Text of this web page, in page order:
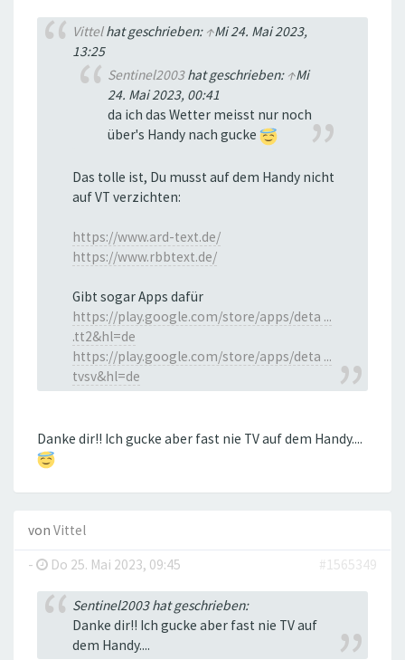
Vittelhat geschrieben: ↑Mi 24. Mai 2023,
13:25
Sentinel2003hat geschrieben: ↑Mi
24. Mai 2023, 00:41
da ich das Wetter meisst nur noch
über's Handy nach gucke
Das tolle ist, Du musst auf dem Handy nicht
auf VT verzichten:
https://www.ard-text.de/
https://www.rbbtext.de/
Gibt sogar Apps dafür
https://play.google.com/store/apps/deta ...
.tt2&hl=de
https://play.google.com/store/apps/deta ...
tvsv&hl=de
Danke dir!! Ich gucke aber fast nie TV auf dem Handy....
von Vittel
-
Do 25. Mai 2023, 09:45 #1565349
Sentinel2003 hat geschrieben:
Danke dir!! Ich gucke aber fast nie TV auf
dem Handy....